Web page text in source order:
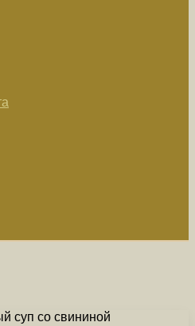
суп со свининой